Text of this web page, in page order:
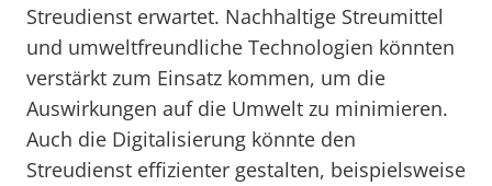
Streudienst erwartet. Nachhaltige Streumittel
und umweltfreundliche Technologien könnten
verstärkt zum Einsatz kommen, um die
Auswirkungen auf die Umwelt zu minimieren.
Auch die Digitalisierung könnte den
Streudienst effizienter gestalten, beispielsweise